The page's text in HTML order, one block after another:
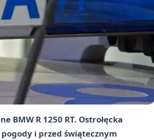
BMW R 1250 RT. Ostrołęcka
i przed świątecznym